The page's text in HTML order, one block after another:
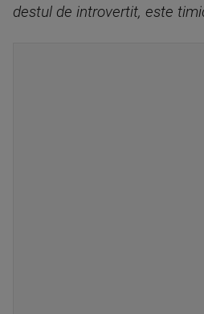
destul de introvertit, este